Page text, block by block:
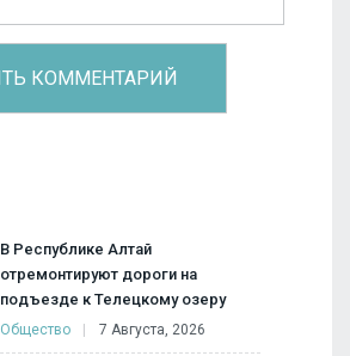
В Республике Алтай
отремонтируют дороги на
подъезде к Телецкому озеру
Общество 7 Августа, 2026